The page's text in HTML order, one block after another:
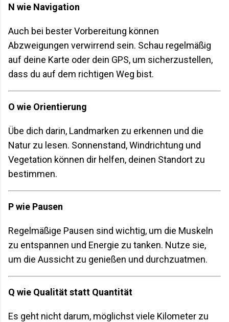
N wie Navigation
Auch bei bester Vorbereitung können
Abzweigungen verwirrend sein. Schau regelmäßig
auf deine Karte oder dein GPS, um sicherzustellen,
dass du auf dem richtigen Weg bist.
O wie Orientierung
Übe dich darin, Landmarken zu erkennen und die
Natur zu lesen. Sonnenstand, Windrichtung und
Vegetation können dir helfen, deinen Standort zu
bestimmen.
P wie Pausen
Regelmäßige Pausen sind wichtig, um die Muskeln
zu entspannen und Energie zu tanken. Nutze sie,
um die Aussicht zu genießen und durchzuatmen.
Q wie Qualität statt Quantität
Es geht nicht darum, möglichst viele Kilometer zu